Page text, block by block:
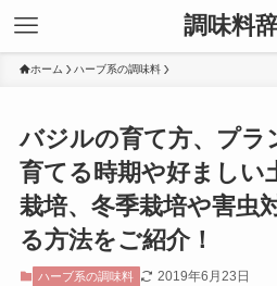
調味料
ホーム ハーブ系の調味料
バジルの育て方、プラ
育てる時期や好ましい
栽培、冬季栽培や害虫
る方法をご紹介！
ハーブ系の調味料 2019年6月23日